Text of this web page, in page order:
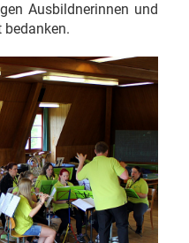
Ausbildnerinnen und